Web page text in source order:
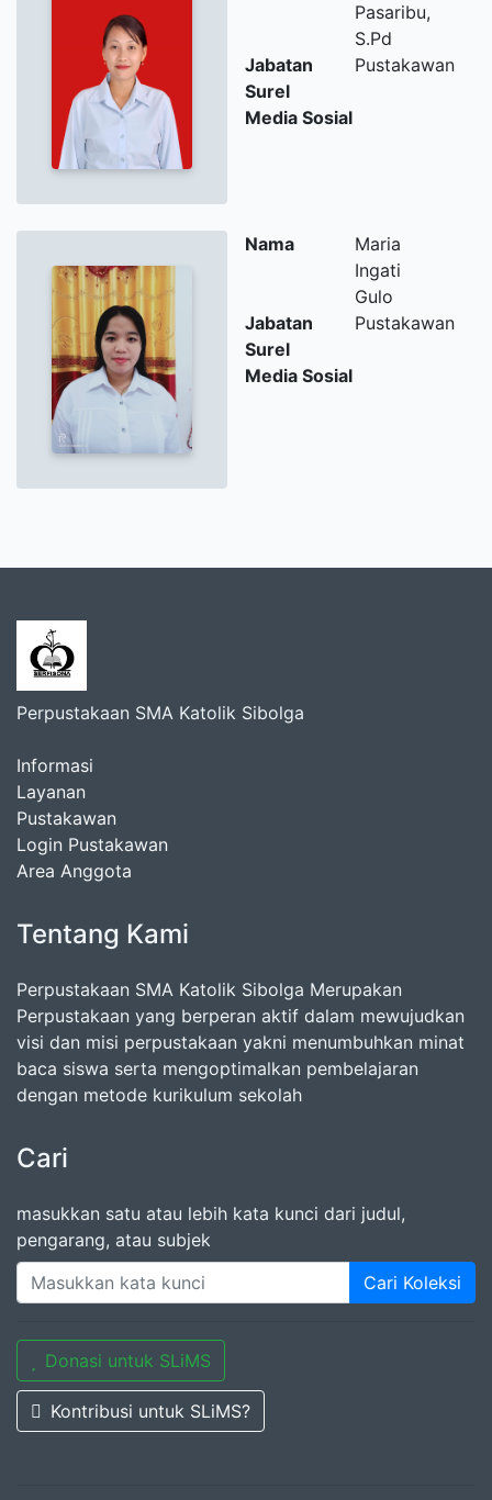
Pasaribu,
S.Pd
Jabatan
Pustakawan
Surel
Media Sosial
Nama
Maria
Ingati
Gulo
Jabatan
Pustakawan
Surel
Media Sosial
Perpustakaan SMA Katolik Sibolga
Informasi
Layanan
Pustakawan
Login Pustakawan
Area Anggota
Tentang Kami
Perpustakaan SMA Katolik Sibolga Merupakan
Perpustakaan yang berperan aktif dalam mewujudkan
visi dan misi perpustakaan yakni menumbuhkan minat
baca siswa serta mengoptimalkan pembelajaran
dengan metode kurikulum sekolah
Cari
masukkan satu atau lebih kata kunci dari judul,
pengarang, atau subjek
Cari Koleksi
Donasi untuk SLiMS
Kontribusi untuk SLiMS?